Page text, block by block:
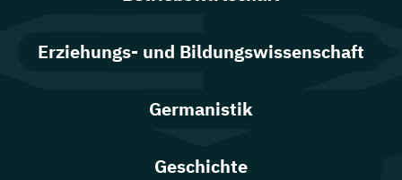
Erziehungs- und Bildungswissenschaft
Germanistik
Geschichte